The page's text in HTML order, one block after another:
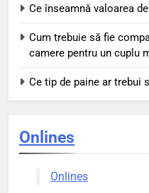
Ce înseamnă valoarea
Cum trebuie să fie
camere pentru un cuplu
Ce tip de paine ar trebui
Onlines
Onlines